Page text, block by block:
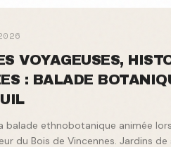
VOYAGEUSES,
: BALADE
balade ethnobotanique animée
du Bois de Vincennes. Jardins de